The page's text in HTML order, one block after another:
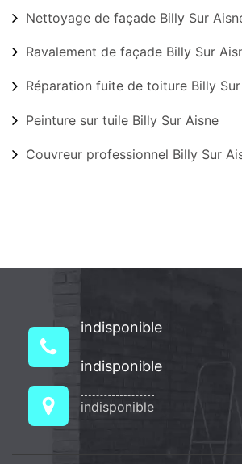
Nettoyage de façade Billy Sur
Ravalement de façade Billy Sur
Réparation fuite de toiture Billy
Peinture sur tuile Billy Sur Aisne
Couvreur professionnel Billy Sur
indisponible
indisponible
indisponible